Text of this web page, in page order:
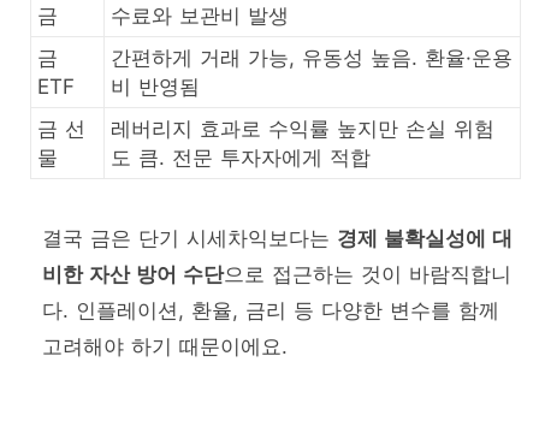
금
수료와 보관비 발생
금
ETF
간편하게 거래 가능, 유동성 높음. 환율·운용
비 반영됨
금 선
물
레버리지 효과로 수익률 높지만 손실 위험
도 큼. 전문 투자자에게 적합
결국 금은 단기 시세차익보다는 경제 불확실성에 대
비한 자산 방어 수단으로 접근하는 것이 바람직합니
다. 인플레이션, 환율, 금리 등 다양한 변수를 함께
고려해야 하기 때문이에요.